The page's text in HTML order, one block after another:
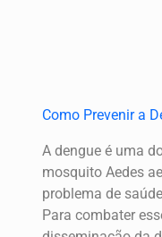
Como Prevenir a
A dengue é uma
mosquito Aedes
problema de
Para combater